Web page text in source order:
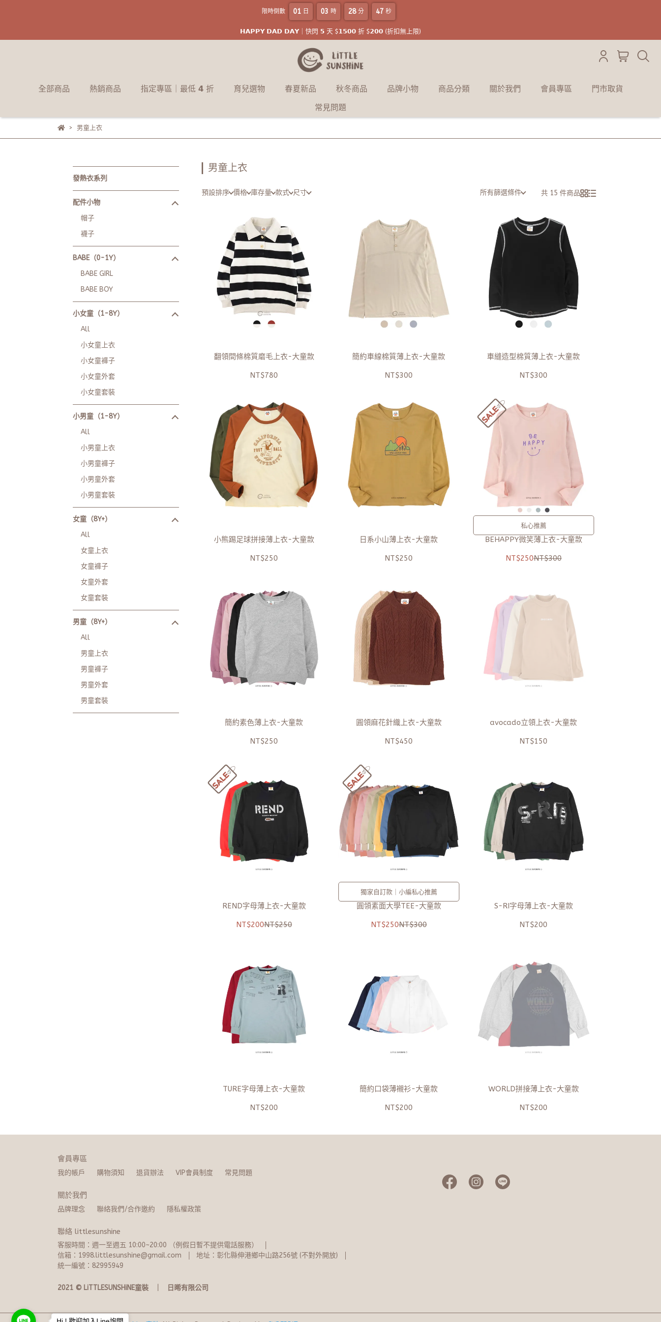
限時倒數 01 日 03 時 28 分 47 秒
𝗛𝗔𝗣𝗣𝗬 𝗗𝗔𝗗 𝗗𝗔𝗬｜快閃 𝟱 天 $𝟭𝟱𝟬𝟬 折 $𝟮𝟬𝟬 (折扣無上限)
全部商品 熱銷商品 指定專區｜最低 𝟰 折 育兒選物 春夏新品 秋冬商品 品牌小物 商品分類 關於我們 會員專區
門市取貨
常見問題
男童上衣
發熱衣系列
配件小物
帽子
襪子
BABE（0-1Y）
BABE GIRL
BABE BOY
小女童（1-8Y）
All
小女童上衣
小女童褲子
小女童外套
小女童套裝
小男童（1-8Y）
All
小男童上衣
小男童褲子
小男童外套
小男童套裝
女童（8Y+）
All
女童上衣
女童褲子
女童外套
女童套裝
男童（8Y+）
All
男童上衣
男童褲子
男童外套
男童套裝
男童上衣
預設排序 價格 庫存量 款式 尺寸 所有篩選條件 共 15 件商品
翻領間條棉質磨毛上衣-大童款
NT$780
簡約車線棉質薄上衣-大童款
NT$300
車縫造型棉質薄上衣-大童款
NT$300
小熊踢足球拼接薄上衣-大童款
NT$250
日系小山薄上衣-大童款
NT$250
私心推薦
BEHAPPY微笑薄上衣-大童款
NT$250NT$300
簡約素色薄上衣-大童款
NT$250
圓領麻花針織上衣-大童款
NT$450
avocado立領上衣-大童款
NT$150
REND字母薄上衣-大童款
NT$200NT$250
獨家自訂款｜小編私心推薦
圓領素面大學TEE-大童款
NT$250NT$300
S-RI字母薄上衣-大童款
NT$200
TURE字母薄上衣-大童款
NT$200
簡約口袋薄襯衫-大童款
NT$200
WORLD拼接薄上衣-大童款
NT$200
會員專區
我的帳戶 購物須知 退貨辦法 VIP會員制度 常見問題
關於我們
品牌理念 聯絡我們/合作邀約 隱私權政策
聯絡 littlesunshine
客服時間：週一至週五 10:00~20:​0​0 （例假日暫不提供電話服務）
信箱：1998.littlesunshine@gmail.com
地址：彰化縣伸港鄉中山路256號 (不對外開放)
統一編號：82995949
2021 © LiTTLESUNSHiNE童裝   ｜   日晞有限公司